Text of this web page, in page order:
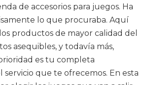
de accesorios para juegos. Ha
lo que procuraba. Aquí
productos de mayor calidad del
asequibles, y todavía más,
es tu completa
servicio que te ofrecemos. En esta